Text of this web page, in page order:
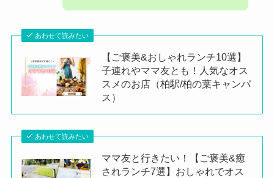
あわせて読みたい
【ご褒美&おしゃれランチ10選】
子連れやママ友とも！人気なオス
スメのお店（柏駅/柏の葉キャンパ
ス）
あわせて読みたい
ママ友と行きたい！【ご褒美&癒
されランチ7選】おしゃれでオス